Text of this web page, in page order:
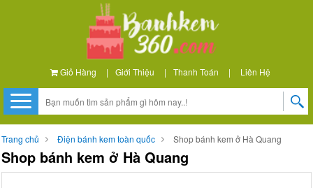
Giỏ Hàng | Giới Thiệu | Thanh Toán | Liên Hệ
Trang chủ Điện bánh kem toàn quốc Shop bánh kem ở Hà Quang
Shop bánh kem ở Hà Quang